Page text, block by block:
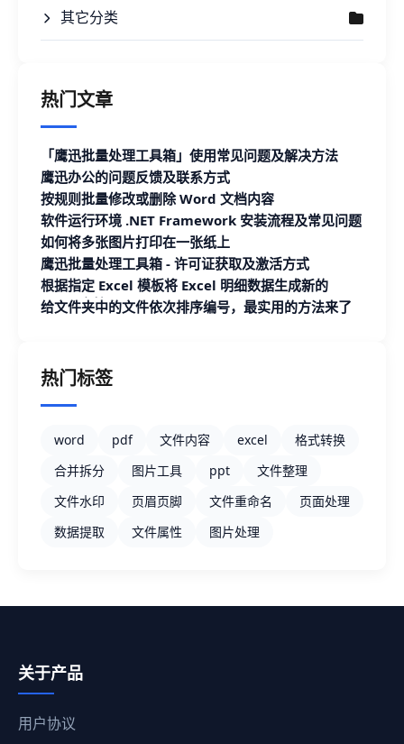
其它分类
热门文章
「鹰迅批量处理工具箱」使用常见问题及解决方法
鹰迅办公的问题反馈及联系方式
按规则批量修改或删除 Word 文档内容
软件运行环境 .NET Framework 安装流程及常见问题
如何将多张图片打印在一张纸上
鹰迅批量处理工具箱 - 许可证获取及激活方式
根据指定 Excel 模板将 Excel 明细数据生成新的
Excel 文档
给文件夹中的文件依次排序编号，最实用的方法来了
热门标签
word pdf 文件内容 excel
格式转换
合并拆分
图片工具 ppt
文件整理
文件水印
页眉页脚 文件重命名
页面处理
数据提取
文件属性 图片处理
关于产品
用户协议